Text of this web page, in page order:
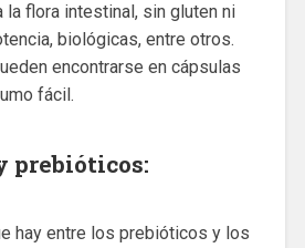
flora intestinal, sin gluten ni
biológicas, entre otros.
encontrarse en cápsulas
fácil.
prebióticos:
hay entre los prebióticos y los